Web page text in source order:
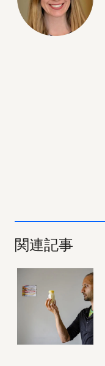
関連記事